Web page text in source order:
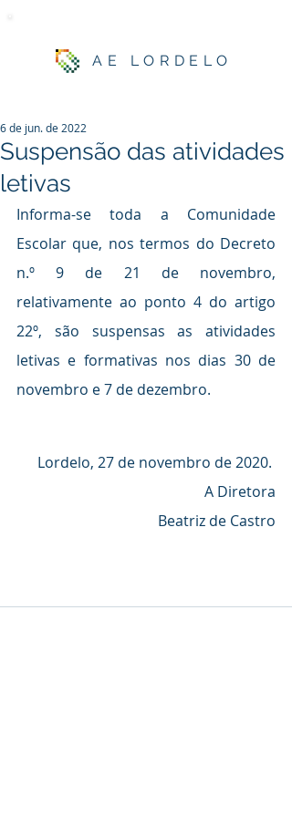
AE LORDELO
Suspensão das atividades
letivas
6 de jun. de 2022
Informa-se toda a Comunidade
Escolar que, nos termos do Decreto
n.º 9 de 21 de novembro,
relativamente ao ponto 4 do artigo
22º, são suspensas as atividades
letivas e formativas nos dias 30 de
novembro e 7 de dezembro.
Lordelo, 27 de novembro de 2020.
A Diretora
Beatriz de Castro